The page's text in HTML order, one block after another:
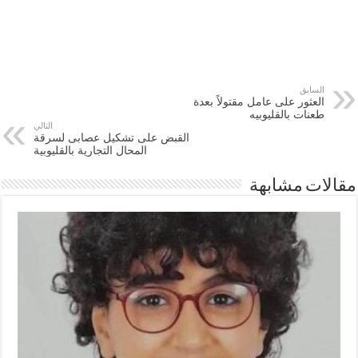
السابق
العثور على عامل مقتولاً بعدة
طعنات بالقليوبيه
التالي
القبض على تشكيل عصابى لسرقة
المحال التجارية بالقليوبية
مقالات مشابهة